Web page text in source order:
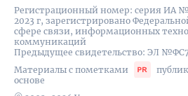
Регистрационный номер: серия ИА
2023 г, зарегистрировано
сфере связи, информационных
коммуникаций
Предыдущее свидетельство: ЭЛ
Материалы с пометками
основе